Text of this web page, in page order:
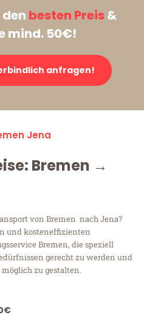
besten Preis&
mind. 50€!
anfragen!
Jena
Bremen →
von Bremen nach Jena?
und kosteneffizienten
Bremen, die speziell
gerecht zu werden und
zu gestalten.